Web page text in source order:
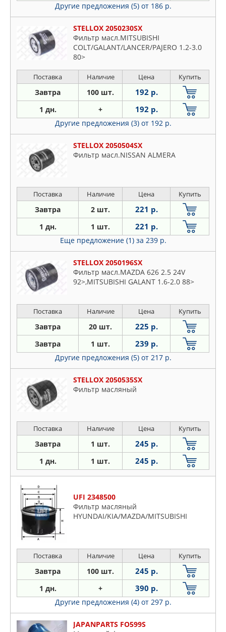
Другие предложения (5) от 186 р.
STELLOX 2050230SX
Фильтр масл.MITSUBISHI
COLT/GALANT/LANCER/PAJERO 1.2-3.0
80>
Поставка Наличие Цена Купить
Завтра 100 шт. 192 р.
1 дн. + 192 р.
Другие предложения (3) от 192 р.
STELLOX 2050504SX
Фильтр масл.NISSAN ALMERA
Поставка Наличие Цена Купить
Завтра 2 шт. 221 р.
1 дн. 1 шт. 221 р.
Еще предложение (1) за 239 р.
STELLOX 2050196SX
Фильтр масл.MAZDA 626 2.5 24V
92>,MITSUBISHI GALANT 1.6-2.0 88>
Поставка Наличие Цена Купить
Завтра 20 шт. 225 р.
Завтра 1 шт. 239 р.
Другие предложения (5) от 217 р.
STELLOX 2050535SX
Фильтр масляный
Поставка Наличие Цена Купить
Завтра 1 шт. 245 р.
1 дн. 1 шт. 245 р.
UFI 2348500
Фильтр масляный
HYUNDAI/KIA/MAZDA/MITSUBISHI
Поставка Наличие Цена Купить
Завтра 100 шт. 245 р.
1 дн. + 390 р.
Другие предложения (4) от 297 р.
JAPANPARTS FO599S